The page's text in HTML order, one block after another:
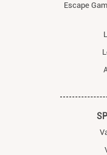
Escape